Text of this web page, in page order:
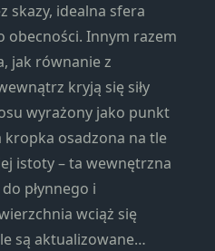
skazy, idealna sfera
obecności. Innym razem
jak równanie z
kryją się siły
wyrażony jako punkt
kropka osadzona na tle
istoty – ta wewnętrzna
płynnego i
wciąż się
są aktualizowane…
strona
internetowa
działała jak
najlepiej
podczas
twojego
przejścia na nią.
pliki cookie,
niektóre funkcje
znikną ze strony
internetowej.